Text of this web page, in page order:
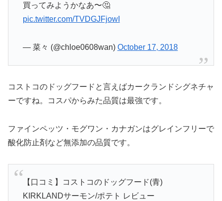
買ってみようかなあ〜🤔
pic.twitter.com/TVDGJFjowI
— 菜々 (@chloe0608wan) October 17, 2018
コストコのドッグフードと言えばカークランドシグネチャ
ーですね。コスパからみた品質は最強です。
ファインペッツ・モグワン・カナガンはグレインフリーで
酸化防止剤など無添加の品質です。
【口コミ】コストコのドッグフード(青)
KIRKLANDサーモン/ポテト レビュー